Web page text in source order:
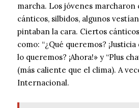
marcha. Los jóvenes marcharon
cánticos, silbidos, algunos
pintaban la cara. Ciertos
como: “¿Qué queremos?
lo queremos? ¡Ahora!» y “Plus
(más caliente que el clima). A
Internacional.